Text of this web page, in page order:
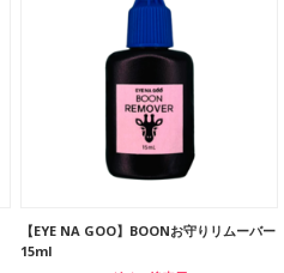
【EYE NA GOO】BOONお守りリムーバー
15ml